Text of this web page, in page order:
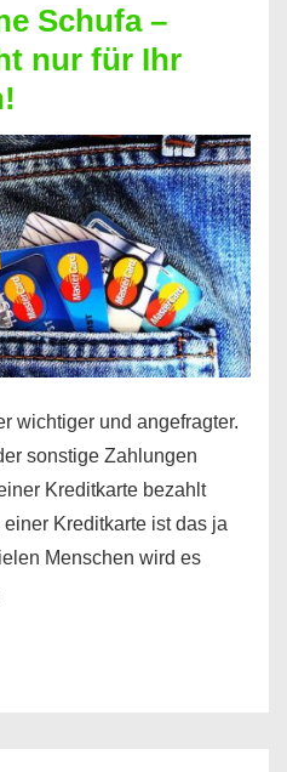
Schufa –
nur für Ihr
wichtiger und angefragter.
sonstige Zahlungen
Kreditkarte bezahlt
Kreditkarte ist das ja
Menschen wird es